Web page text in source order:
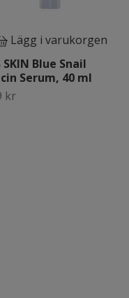
Lägg i varukorgen
SKIN Blue Snail
Serum, 40 ml
kr